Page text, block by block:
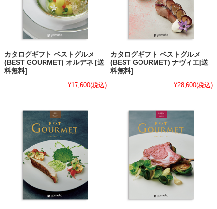
カタログギフト ベストグルメ
(BEST GOURMET) オルデネ [送
料無料]
¥17,600(税込)
カタログギフト ベストグルメ
(BEST GOURMET) ナヴィエ[送
料無料]
¥28,600(税込)